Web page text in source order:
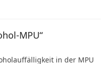
MPU“
in der MPU